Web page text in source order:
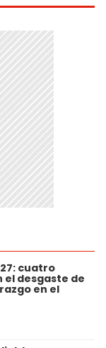
cuatro
desgaste de
en el